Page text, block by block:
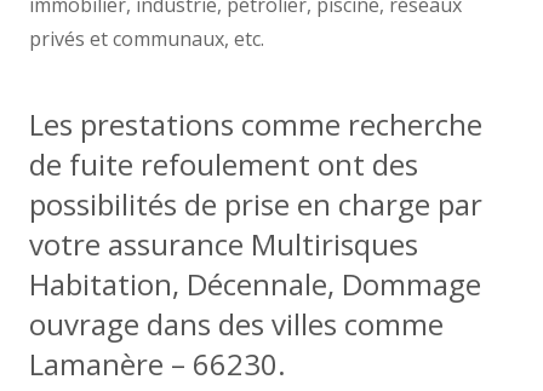
privés et communaux, etc.
Les prestations comme recherche
de fuite refoulement ont des
possibilités de prise en charge par
votre assurance Multirisques
Habitation, Décennale, Dommage
ouvrage dans des villes comme
Lamanère – 66230.